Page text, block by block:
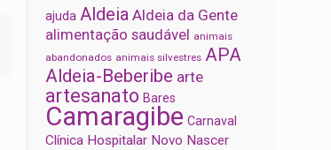
ajuda Aldeia Aldeia da Gente
alimentação saudável animais
abandonados animais silvestres APA
Aldeia-Beberibe arte
artesanato Bares
Camaragibe Carnaval
Clínica Hospitalar Novo Nascer